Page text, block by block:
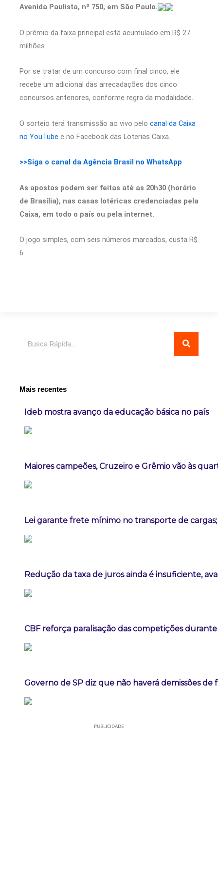
Avenida Paulista, nº 750, em São Paulo.
O prêmio da faixa principal está acumulado em R$ 27
milhões.
Por se tratar de um concurso com final cinco, ele
recebe um adicional das arrecadações dos cinco
concursos anteriores, conforme regra da modalidade.
O sorteio terá transmissão ao vivo pelo canal da Caixa
no YouTube e no Facebook das Loterias Caixa.
>>Siga o canal da Agência Brasil no WhatsApp
As apostas podem ser feitas até as 20h30 (horário
de Brasília), nas casas lotéricas credenciadas pela
Caixa, em todo o país ou pela internet.
O jogo simples, com seis números marcados, custa R$
6.
Mais recentes
Ideb mostra avanço da educação básica no país
Maiores campeões, Cruzeiro e Grêmio vão às
Lei garante frete mínimo no transporte de
Redução da taxa de juros ainda é insuficiente,
CBF reforça paralisação das competições
Governo de SP diz que não haverá demissões de
PUBLICIDADE